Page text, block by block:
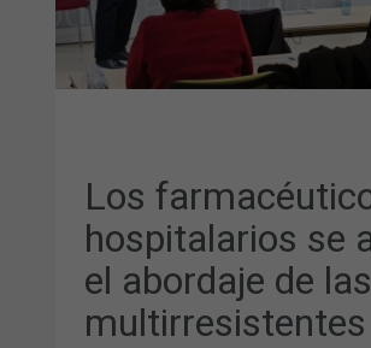
Los
hospitalarios se
el abordaje de
multirresistentes
MULTIRRESISTENTES